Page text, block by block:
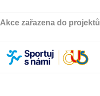
Akce zařazena do projektů